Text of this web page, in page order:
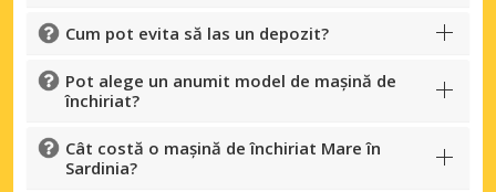
Cum pot evita să las un depozit?
Pot alege un anumit model de mașină de
închiriat?
Cât costă o mașină de închiriat Mare în
Sardinia?
Economii de top
Accesați ofertele exclusive ale